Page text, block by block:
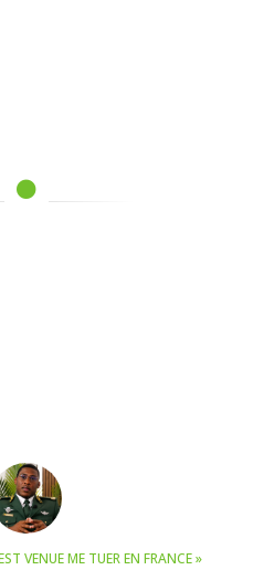
VENUE ME TUER EN FRANCE »